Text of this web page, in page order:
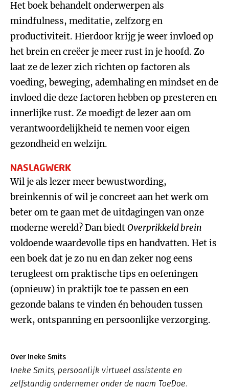
Het boek behandelt onderwerpen als
mindfulness, meditatie, zelfzorg en
productiviteit. Hierdoor krijg je weer invloed op
het brein en creëer je meer rust in je hoofd. Zo
laat ze de lezer zich richten op factoren als
voeding, beweging, ademhaling en mindset en de
invloed die deze factoren hebben op presteren en
innerlijke rust. Ze moedigt de lezer aan om
verantwoordelijkheid te nemen voor eigen
gezondheid en welzijn.
NASLAGWERK
Wil je als lezer meer bewustwording,
breinkennis of wil je concreet aan het werk om
beter om te gaan met de uitdagingen van onze
moderne wereld? Dan biedtOverprikkeld brein
voldoende waardevolle tips en handvatten. Het is
een boek dat je zo nu en dan zeker nog eens
terugleest om praktische tips en oefeningen
(opnieuw) in praktijk toe te passen en een
gezonde balans te vinden én behouden tussen
werk, ontspanning en persoonlijke verzorging.
Over Ineke Smits
Ineke Smits, persoonlijk virtueel assistente en
zelfstandig ondernemer onder de naam ToeDoe.